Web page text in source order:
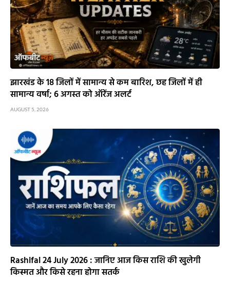
झारखंड के 18 जिलों में सामान्य से कम बारिश, छह जिलों में ही
सामान्य वर्षा; 6 अगस्त को ऑरेंज अलर्ट
AUGUST 5, 2026
Rashifal 24 July 2026 : जानिए आज किस राशि की खुलेगी
किस्मत और किसे रहना होगा सतर्क